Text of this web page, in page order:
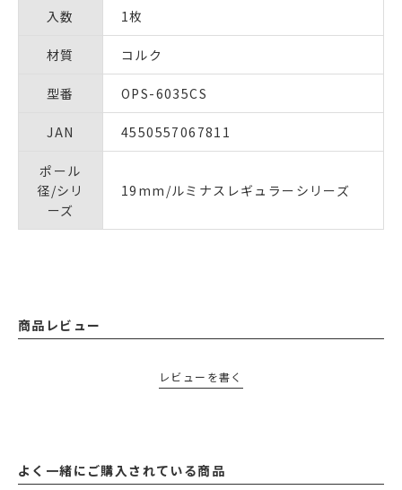
入数 1枚
材質 コルク
型番 OPS-6035CS
JAN 4550557067811
ポール
径/シリ
ーズ
19mm/ルミナスレギュラーシリーズ
商品レビュー
レビューを書く
よく一緒にご購入されている商品